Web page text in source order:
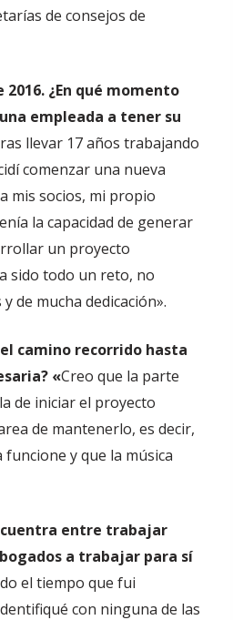
de consejos de
2016. ¿En qué momento
empleada a tener su
llevar 17 años trabajando
comenzar una nueva
mis socios, mi propio
la capacidad de generar
un proyecto
sido todo un reto, no
de mucha dedicación».
camino recorrido hasta
«Creo que la parte
de iniciar el proyecto
de mantenerlo, es decir,
y que la música
entre trabajar
a trabajar para sí
el tiempo que fui
con ninguna de las